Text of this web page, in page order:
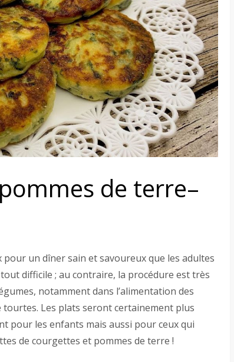
de terre–
un dîner sain et savoureux que les adultes
difficile ; au contraire, la procédure est très
notamment dans l’alimentation des
Les plats seront certainement plus
pour les enfants mais aussi pour ceux qui
de courgettes et pommes de terre !